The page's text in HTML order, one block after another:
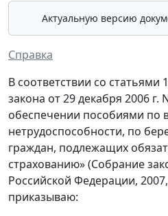
Актуальную версию
Справка
В соответствии со статьями
закона от 29 декабря 2006 г.
обеспечении пособиями по
нетрудоспособности, по
граждан, подлежащих
страхованию» (Собрание
Российской Федерации, 2007,
приказываю: